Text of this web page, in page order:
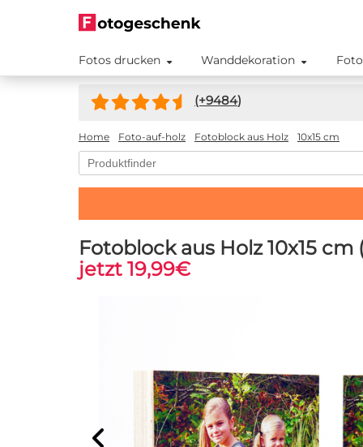
Fotos drucken Wanddekoration
(+9484)
Home Foto-auf-holz Fotoblock aus Holz 10x15 cm
Fotoblock aus Holz 10x15
jetzt 19,99€